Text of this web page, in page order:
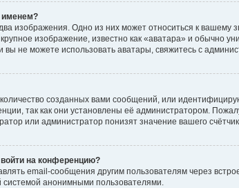
именем?
изображения. Одно из них может относиться к
изображение, известно как «аватара» и обычно
вы не можете использовать аватары, свяжитесь с
созданных вами сообщений, или
так как они установлены её администратором.
или администратор понизят значение вашего
на конференцию?
email-сообщения другим пользователям через
системой анонимными пользователями.